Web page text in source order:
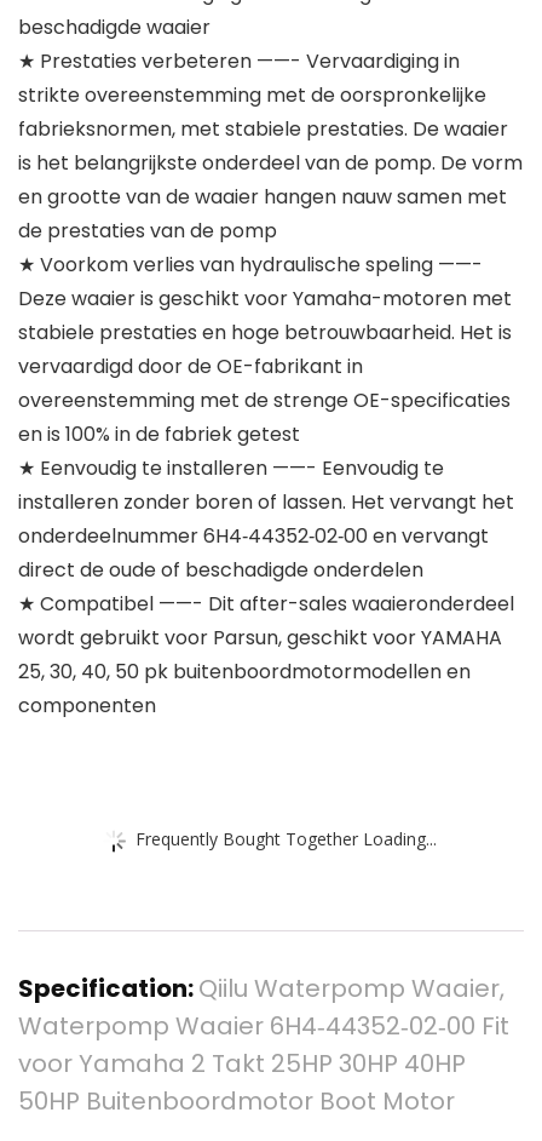
beschadigde waaier
★ Prestaties verbeteren ——- Vervaardiging in
strikte overeenstemming met de oorspronkelijke
fabrieksnormen, met stabiele prestaties. De waaier
is het belangrijkste onderdeel van de pomp. De vorm
en grootte van de waaier hangen nauw samen met
de prestaties van de pomp
★ Voorkom verlies van hydraulische speling ——-
Deze waaier is geschikt voor Yamaha-motoren met
stabiele prestaties en hoge betrouwbaarheid. Het is
vervaardigd door de OE-fabrikant in
overeenstemming met de strenge OE-specificaties
en is 100% in de fabriek getest
★ Eenvoudig te installeren ——- Eenvoudig te
installeren zonder boren of lassen. Het vervangt het
onderdeelnummer 6H4‑44352‑02‑00 en vervangt
direct de oude of beschadigde onderdelen
★ Compatibel ——- Dit after-sales waaieronderdeel
wordt gebruikt voor Parsun, geschikt voor YAMAHA
25, 30, 40, 50 pk buitenboordmotormodellen en
componenten
Frequently Bought Together Loading...
Specification:Qiilu Waterpomp Waaier,
Waterpomp Waaier 6H4‑44352‑02‑00 Fit
voor Yamaha 2 Takt 25HP 30HP 40HP
50HP Buitenboordmotor Boot Motor